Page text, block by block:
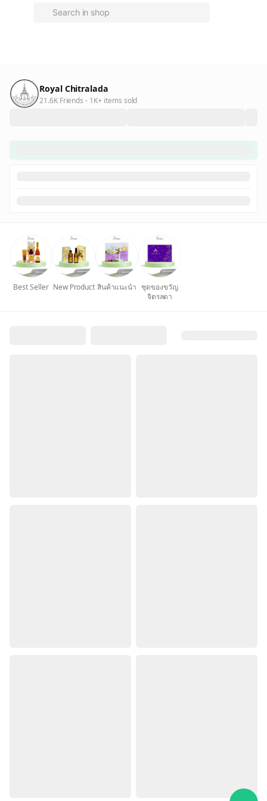
Royal Chitralada
21.6K Friends 1K+ items sold
Best Seller New Product สินค้าแนะนำ ชุดของขวัญ
จิตรลดา